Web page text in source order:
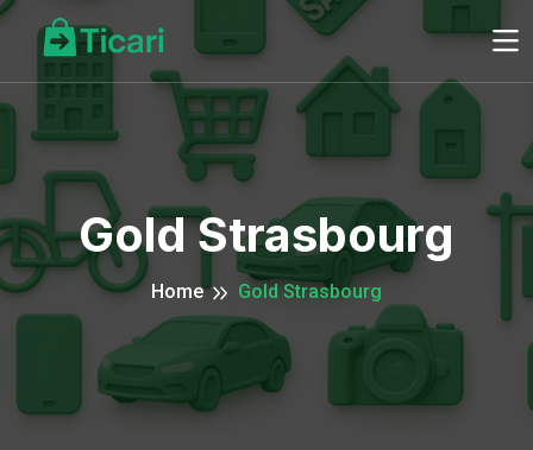
Gold Strasbourg
Home Gold Strasbourg